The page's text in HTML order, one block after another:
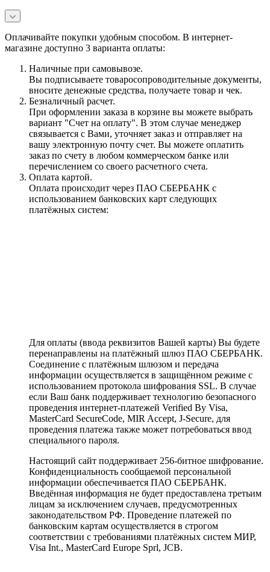
Оплачивайте покупки удобным способом. В интернет-
магазине доступно 3 варианта оплаты:
Наличные при самовывозе.
Вы подписываете товаросопроводительные документы,
вносите денежные средства, получаете товар и чек.
Безналичный расчет.
При оформлении заказа в корзине вы можете выбрать
вариант "Счет на оплату". В этом случае менеджер
связывается с Вами, уточняет заказ и отправляет на
вашу электронную почту счет. Вы можете оплатить
заказ по счету в любом коммерческом банке или
перечислением со своего расчетного счета.
Оплата картой.
Оплата происходит через ПАО СБЕРБАНК с
использованием банковских карт следующих
платёжных систем:
Для оплаты (ввода реквизитов Вашей карты) Вы будете
перенаправлены на платёжный шлюз ПАО СБЕРБАНК.
Соединение с платёжным шлюзом и передача
информации осуществляется в защищённом режиме с
использованием протокола шифрования SSL. В случае
если Ваш банк поддерживает технологию безопасного
проведения интернет-платежей Verified By Visa,
MasterCard SecureCode, MIR Accept, J-Secure, для
проведения платежа также может потребоваться ввод
специального пароля.
Настоящий сайт поддерживает 256-битное шифрование.
Конфиденциальность сообщаемой персональной
информации обеспечивается ПАО СБЕРБАНК.
Введённая информация не будет предоставлена третьим
лицам за исключением случаев, предусмотренных
законодательством РФ. Проведение платежей по
банковским картам осуществляется в строгом
соответствии с требованиями платёжных систем МИР,
Visa Int., MasterCard Europe Sprl, JCB.